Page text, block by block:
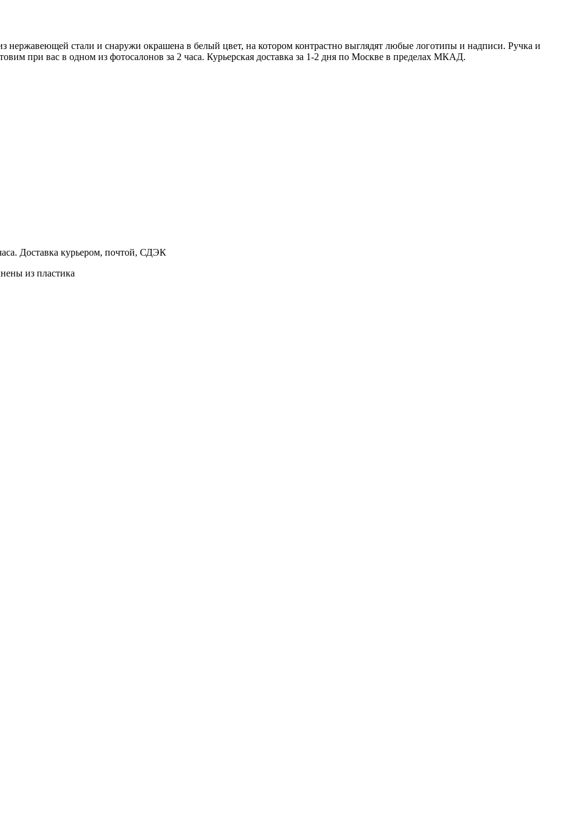
стали и снаружи окрашена в белый цвет, на котором контрастно выглядят любые логотипы и надписи. Ручка и
при вас в одном из фотосалонов за 2 часа. Курьерская доставка за 1-2 дня по Москве в пределах МКАД.
Доставка курьером, почтой, СДЭК
из пластика